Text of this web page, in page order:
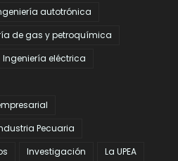
autotrónica
de gas y petroquímica
Ingeniería eléctrica
Pecuaria
Investigación La UPEA